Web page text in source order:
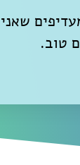
טוב.